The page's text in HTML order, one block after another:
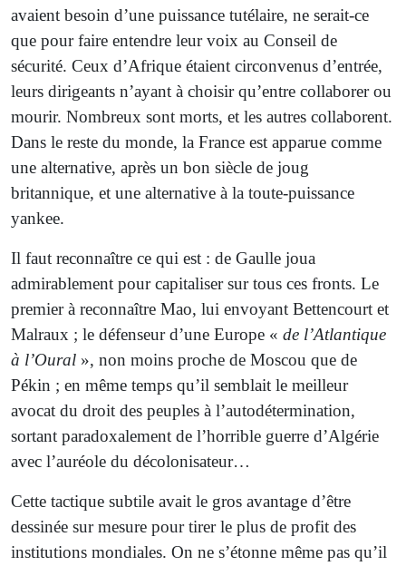
avaient besoin d’une puissance tutélaire, ne serait-ce
que pour faire entendre leur voix au Conseil de
sécurité. Ceux d’Afrique étaient circonvenus d’entrée,
leurs dirigeants n’ayant à choisir qu’entre collaborer ou
mourir. Nombreux sont morts, et les autres collaborent.
Dans le reste du monde, la France est apparue comme
une alternative, après un bon siècle de joug
britannique, et une alternative à la toute-puissance
yankee.
Il faut reconnaître ce qui est : de Gaulle joua
admirablement pour capitaliser sur tous ces fronts. Le
premier à reconnaître Mao, lui envoyant Bettencourt et
Malraux ; le défenseur d’une Europe « de l’Atlantique
à l’Oural », non moins proche de Moscou que de
Pékin ; en même temps qu’il semblait le meilleur
avocat du droit des peuples à l’autodétermination,
sortant paradoxalement de l’horrible guerre d’Algérie
avec l’auréole du décolonisateur…
Cette tactique subtile avait le gros avantage d’être
dessinée sur mesure pour tirer le plus de profit des
institutions mondiales. On ne s’étonne même pas qu’il